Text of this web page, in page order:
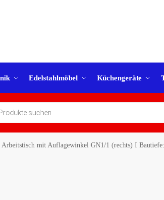
Edelstahlmöbel Küchengeräte
Arbeitstisch mit Auflagewinkel GN1/1 (rechts) I